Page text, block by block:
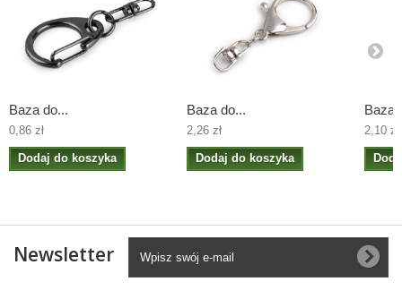
Baza do...
0,86 zł
Dodaj do koszyka
Baza do...
2,26 zł
Dodaj do koszyka
Baza
2,10 zł
Newsletter